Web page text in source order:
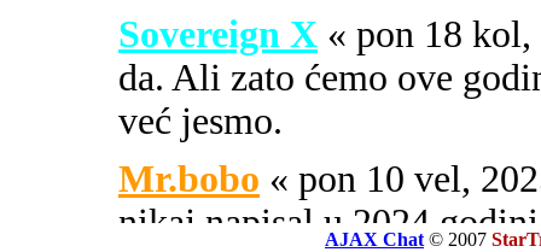
Sovereign X « pon 18
da. Ali zato ćemo ove
već jesmo.
Mr.bobo « pon 10 vel,
nikaj napisal u 2024
AJAX Chat © 2007